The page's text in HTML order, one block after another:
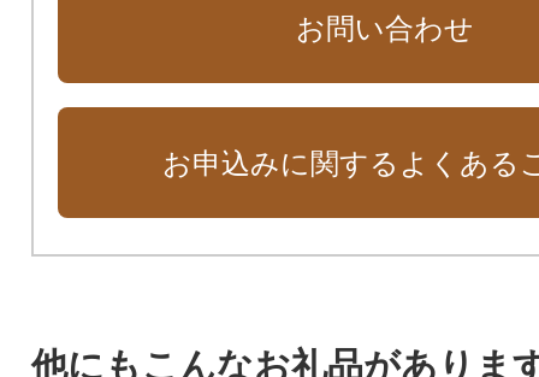
お問い合わせ
お申込みに関するよくある
他にもこんなお礼品がありま